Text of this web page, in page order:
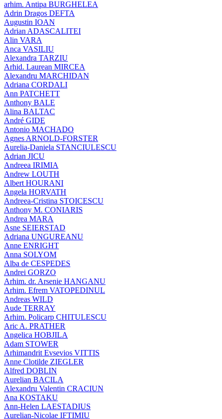
arhim. Antipa BURGHELEA
Adrin Dragos DEFTA
Augustin IOAN
Adrian ADASCALITEI
Alin VARA
Anca VASILIU
Alexandra TARZIU
Arhid. Laurean MIRCEA
Alexandru MARCHIDAN
Adriana CORDALI
Ann PATCHETT
Anthony BALE
Alina BALTAC
André GIDE
Antonio MACHADO
Agnes ARNOLD-FORSTER
Aurelia-Daniela STANCIULESCU
Adrian JICU
Andreea IRIMIA
Andrew LOUTH
Albert HOURANI
Angela HORVATH
Andreea-Cristina STOICESCU
Anthony M. CONIARIS
Andrea MARA
Asne SEIERSTAD
Adriana UNGUREANU
Anne ENRIGHT
Anna SOLYOM
Alba de CESPEDES
Andrei GORZO
Arhim. dr. Arsenie HANGANU
Arhim. Efrem VATOPEDINUL
Andreas WILD
Aude TERRAY
Arhim. Policarp CHITULESCU
Aric A. PRATHER
Angelica HOBJILA
Adam STOWER
Arhimandrit Evsevios VITTIS
Anne Clotilde ZIEGLER
Alfred DOBLIN
Aurelian BACILA
Alexandru Valentin CRACIUN
Ana KOSTAKU
Ann-Helen LAESTADIUS
Aurelian-Nicolae IFTIMIU